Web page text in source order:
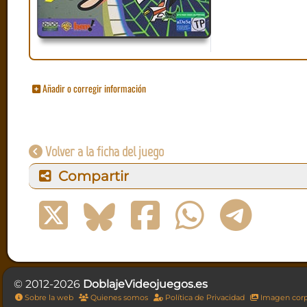
Añadir o corregir información
Volver a la ficha del juego
Compartir
© 2012-2026 DoblajeVideojuegos.es
Sobre la web Quienes somos Política de Privacidad Imagen